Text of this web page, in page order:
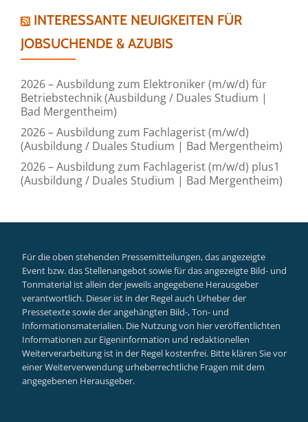
INTERESSANTE NEUIGKEITEN FÜR
JOBSUCHENDE & AZUBIS
2026 – Ausbildung zum Elektroniker (m/w/d) für
Betriebstechnik (Ausbildung / Duales Studium |
Bad Mergentheim)
2026 – Ausbildung zum Fachlagerist (m/w/d)
(Ausbildung / Duales Studium | Bad Mergentheim)
2026 – Ausbildung zum Fachlagerist (m/w/d) plus1
(Ausbildung / Duales Studium | Bad Mergentheim)
Für die oben stehenden Pressemitteilungen, das angezeigte
Event bzw. das Stellenangebot sowie für das angezeigte Bild- und
Tonmaterial ist allein der jeweils angegebene Herausgeber
verantwortlich. Dieser ist in der Regel auch Urheber der
Pressetexte sowie der angehängten Bild-, Ton- und
Informationsmaterialien. Die Nutzung von hier veröffentlichten
Informationen zur Eigeninformation und redaktionellen
Weiterverarbeitung ist in der Regel kostenfrei. Bitte klären Sie vor
einer Weiterverwendung urheberrechtliche Fragen mit dem
angegebenen Herausgeber.